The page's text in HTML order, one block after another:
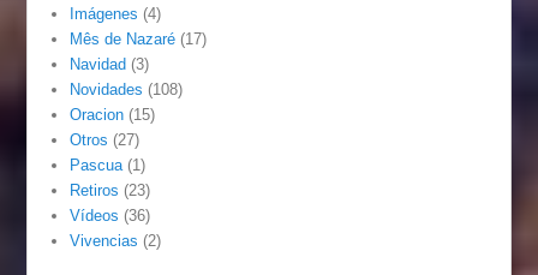
Imágenes (4)
Mês de Nazaré (17)
Navidad (3)
Novidades (108)
Oracion (15)
Otros (27)
Pascua(1)
Retiros (23)
Vídeos (36)
Vivencias (2)